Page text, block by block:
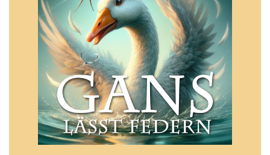
Gans lässt Federn
Das hat man nun davon...